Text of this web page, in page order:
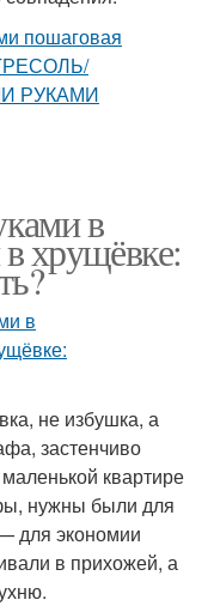
в
хрущёвке:
не избушка, а
застенчиво
квартире
нужны были для
для экономии
в прихожей, а